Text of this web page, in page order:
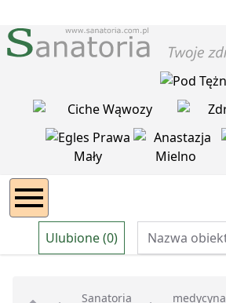
Ulubione (0)
Sanatoria
medycyna